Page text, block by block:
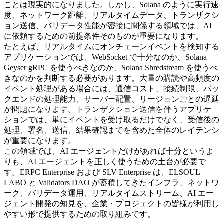
ことは現実的になりました。しかし、Solana のように実行速
度、ネットワーク距離、リアルタイムデータ、トランザクシ
ョン送信、バリデータ性能が密接に関係する領域では、AI
に依頼するための前提条件そのものが重要になります。
たとえば、リアルタイムにオンチェーンイベントを検知する
アプリケーションでは、WebSocket で十分なのか、Solana
Geyser gRPC を使うべきなのか、Solana Shredstream を使うべ
きなのかを判断する必要があります。大量の購読や高頻度の
イベント処理がある場合には、通信コスト、接続制限、バッ
クエンドの処理能力、サーバー配置、リージョンごとの遅延
が問題になります。トランザクション送信を伴うアプリケー
ションでは、単にイベントを受け取るだけでなく、受信後の
処理、署名、送信、結果確認までを含めた全体のレイテンシ
が重要になります。
この領域では、AI エージェントだけがあれば十分というよ
りも、AI エージェントを正しく使うための土台が必要で
す。ERPC Enterprise および SLV Enterprise は、ELSOUL
LABO と Validators DAO が蓄積してきたインフラ、ネットワ
ーク、バリデータ運用、リアルタイムストリーム、AI エー
ジェント開発の知見を、企業・プロジェクトの皆様が利用し
やすい形で提供するための取り組みです。